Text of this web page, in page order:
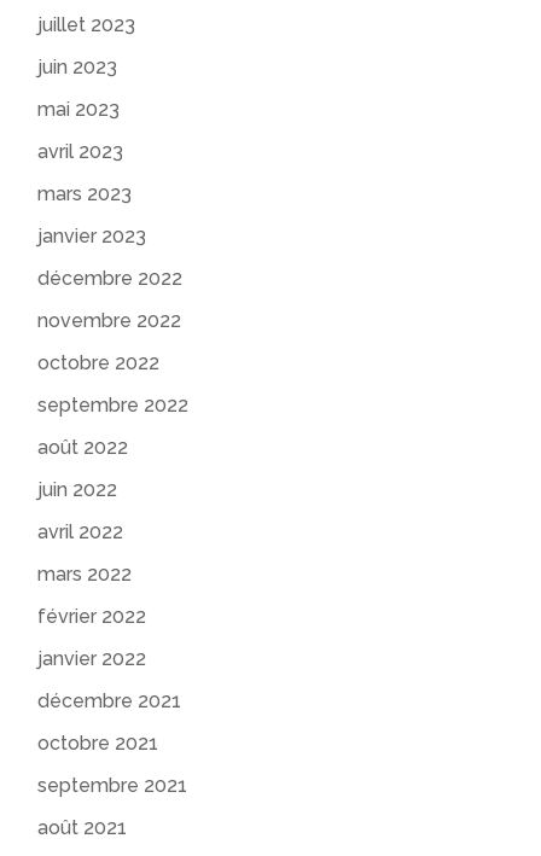
juillet 2023
juin 2023
mai 2023
avril 2023
mars 2023
janvier 2023
décembre 2022
novembre 2022
octobre 2022
septembre 2022
août 2022
juin 2022
avril 2022
mars 2022
février 2022
janvier 2022
décembre 2021
octobre 2021
septembre 2021
août 2021